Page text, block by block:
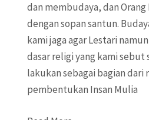
dan membudaya, dan
dengan sopan santun.
kami jaga agar Lestari
dasar religi yang kami sebut
lakukan sebagai bagian
pembentukan Insan Mulia